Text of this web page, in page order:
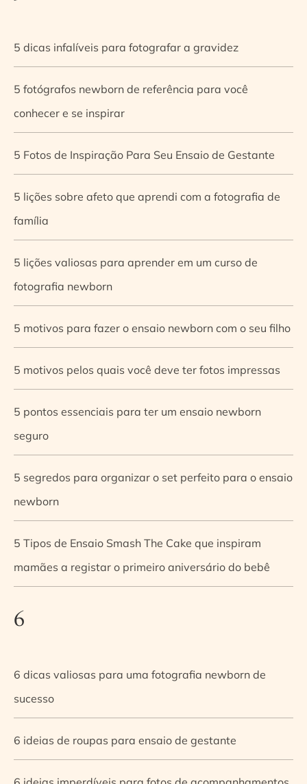
5 dicas infalíveis para fotografar a gravidez
5 fotógrafos newborn de referência para você
conhecer e se inspirar
5 Fotos de Inspiração Para Seu Ensaio de Gestante
5 lições sobre afeto que aprendi com a fotografia de
família
5 lições valiosas para aprender em um curso de
fotografia newborn
5 motivos para fazer o ensaio newborn com o seu filho
5 motivos pelos quais você deve ter fotos impressas
5 pontos essenciais para ter um ensaio newborn
seguro
5 segredos para organizar o set perfeito para o ensaio
newborn
5 Tipos de Ensaio Smash The Cake que inspiram
mamães a registar o primeiro aniversário do bebê
6
6 dicas valiosas para uma fotografia newborn de
sucesso
6 ideias de roupas para ensaio de gestante